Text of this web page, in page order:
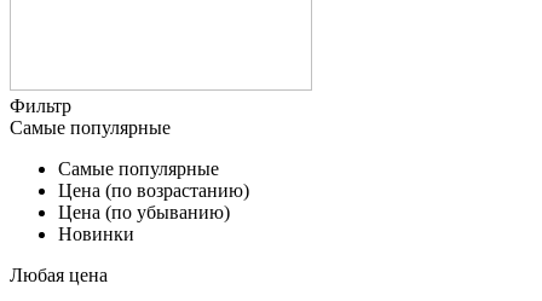
Фильтр
Самые популярные
Самые популярные
Цена (по возрастанию)
Цена (по убыванию)
Новинки
Любая цена